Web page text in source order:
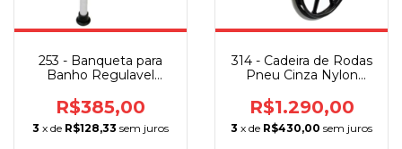
253 - Banqueta para
Banho Regulavel
R$385,00
3 x de R$128,33 sem juros
314 - Cadeira de Rodas
Pneu Cinza Nylon
R$1.290,00
3 x de R$430,00 sem juros